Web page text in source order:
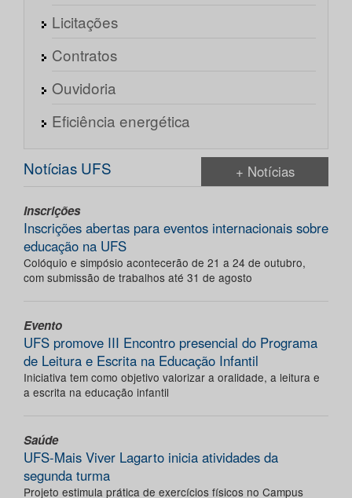
Licitações
Contratos
Ouvidoria
Eficiência energética
Notícias UFS + Notícias
Inscrições
Inscrições abertas para eventos internacionais sobre
educação na UFS
Colóquio e simpósio acontecerão de 21 a 24 de outubro,
com submissão de trabalhos até 31 de agosto
Evento
UFS promove III Encontro presencial do Programa
de Leitura e Escrita na Educação Infantil
Iniciativa tem como objetivo valorizar a oralidade, a leitura e
a escrita na educação infantil
Saúde
UFS-Mais Viver Lagarto inicia atividades da
segunda turma
Projeto estimula prática de exercícios físicos no Campus